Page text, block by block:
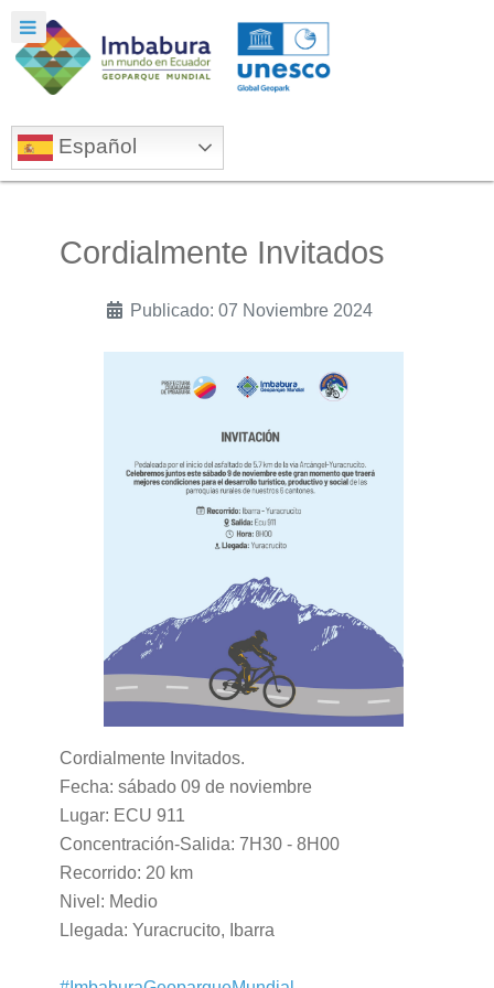
Español
Cordialmente Invitados
Publicado: 07 Noviembre 2024
Cordialmente Invitados.
Fecha: sábado 09 de noviembre
Lugar: ECU 911
Concentración-Salida: 7H30 - 8H00
Recorrido: 20 km
Nivel: Medio
Llegada: Yuracrucito, Ibarra